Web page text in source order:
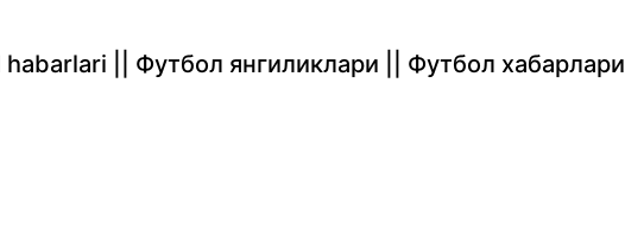
|| Футбол янгиликлари || Футбол хабарлари